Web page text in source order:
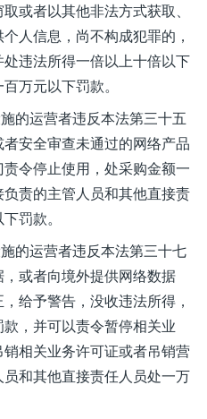
或者以其他非法方式获取、
人信息，尚不构成犯罪的，
违法所得一倍以上十倍以下
万元以下罚款。
的运营者违反本法第三十五
安全审查未通过的网络产品
令停止使用，处采购金额一
责的主管人员和其他直接责
罚款。
的运营者违反本法第三十七
或者向境外提供网络数据
给予警告，没收违法所得，
，并可以责令暂停相关业
相关业务许可证或者吊销营
和其他直接责任人员处一万